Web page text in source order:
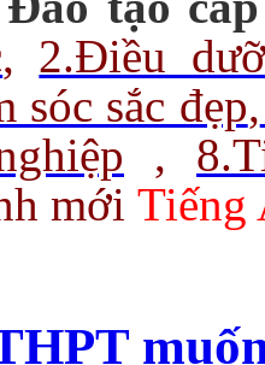
, 2.Điều
sóc sắc đẹp,
,
mới Tiếng